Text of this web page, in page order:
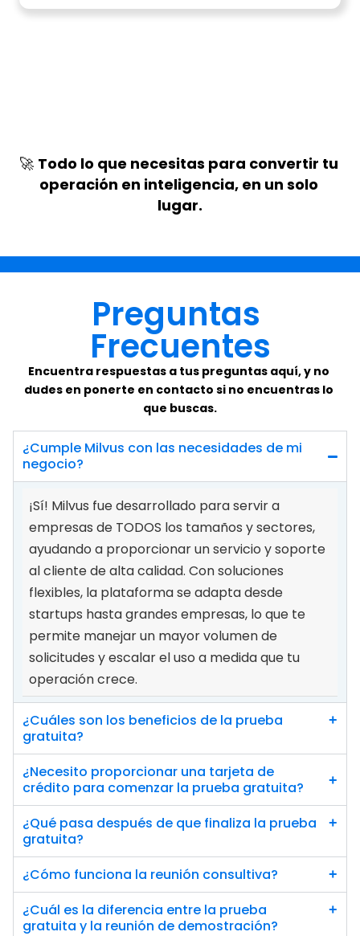
🚀 Todo lo que necesitas para convertir tu
operación en inteligencia, en un solo
lugar.
Preguntas
Frecuentes
Encuentra respuestas a tus preguntas aquí, y no
dudes en ponerte en contacto si no encuentras lo
que buscas.
¿Cumple Milvus con las necesidades de mi
negocio?
¡Sí! Milvus fue desarrollado para servir a
empresas de TODOS los tamaños y sectores,
ayudando a proporcionar un servicio y soporte
al cliente de alta calidad. Con soluciones
flexibles, la plataforma se adapta desde
startups hasta grandes empresas, lo que te
permite manejar un mayor volumen de
solicitudes y escalar el uso a medida que tu
operación crece.
¿Cuáles son los beneficios de la prueba
gratuita?
+
¿Necesito proporcionar una tarjeta de
crédito para comenzar la prueba gratuita?
+
¿Qué pasa después de que finaliza la prueba
gratuita?
+
¿Cómo funciona la reunión consultiva? +
¿Cuál es la diferencia entre la prueba
gratuita y la reunión de demostración?
+